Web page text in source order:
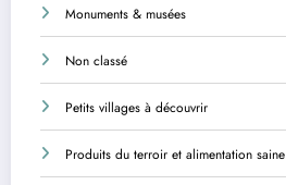
Monuments & musées
Non classé
Petits villages à découvrir
Produits du terroir et alimentation saine